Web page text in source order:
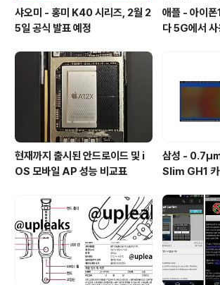
샤오미 - 홍미 K40 시리즈, 2월 2
5일 공식 발표 예정
애플 - 아이
다 5G에서
현재까지 출시된 안드로이드 및 i
OS 모바일 AP 성능 비교표
삼성 - 0.7
Slim GH1 카